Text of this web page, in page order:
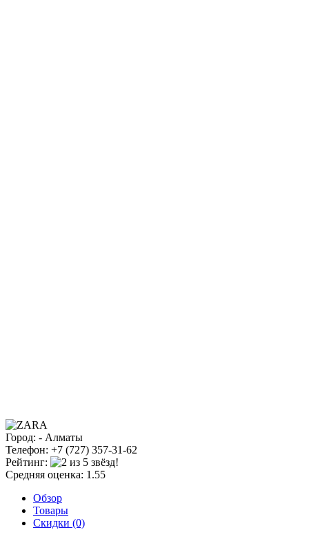
Город: - Алматы
Телефон: +7 (727) 357-31-62
Рейтинг:
Средняя оценка: 1.55
Обзор
Товары
Скидки (0)